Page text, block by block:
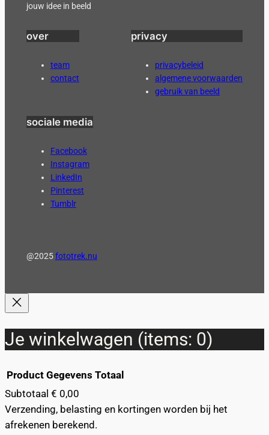
jouw idee in beeld
over
team
contact
privacy
privacybeleid
algemene voorwaarden
gebruik van beeld
sociale media
Facebook
Instagram
LinkedIn
Pinterest
Tumblr
@2025fototrek.nu
Je winkelwagen (items: 0)
Producten
Product Gegevens Totaal
Subtotaal € 0,00
Verzending, belasting en kortingen worden bij het
afrekenen berekend.